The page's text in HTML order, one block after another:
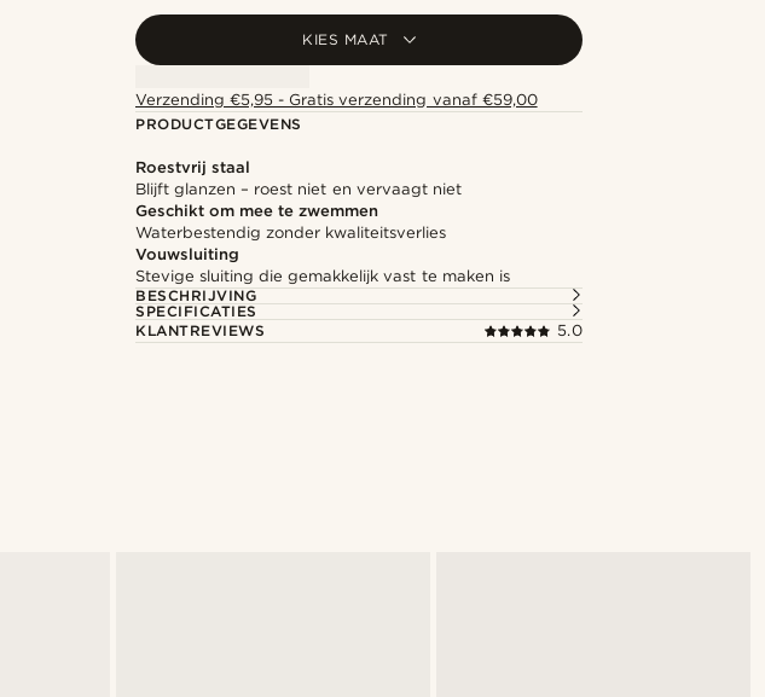
KIES MAAT
Verzending €5,95 - Gratis verzending vanaf €59,00
PRODUCTGEGEVENS
Roestvrij staal
Blijft glanzen – roest niet en vervaagt niet
Geschikt om mee te zwemmen
Waterbestendig zonder kwaliteitsverlies
Vouwsluiting
Stevige sluiting die gemakkelijk vast te maken is
BESCHRIJVING
SPECIFICATIES
KLANTREVIEWS
5.0